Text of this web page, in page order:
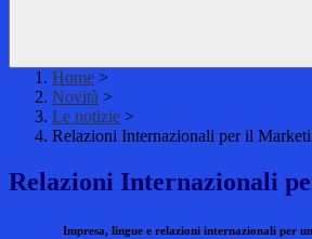
Home >
Novità >
Le notizie >
Relazioni Internazionali per il
Relazioni Internazionali
Impresa, lingue e relazioni internazionali per